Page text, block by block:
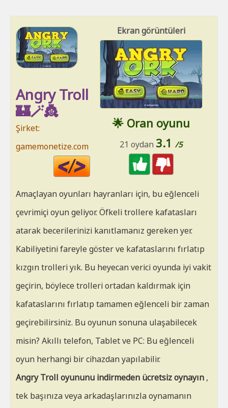
Ekran görüntüleri
🌟 Oran oyunu
21 oydan 3.1 /5
Angry Troll
🏰🪄👸
Şirket:
gamemonetize.com
HTML
Amaçlayan oyunları hayranları için, bu eğlenceli
çevrimiçi oyun geliyor. Öfkeli trollere kafatasları
atarak becerilerinizi kanıtlamanız gereken yer.
Kabiliyetini fareyle göster ve kafataslarını fırlatıp
kızgın trolleri yık. Bu heyecan verici oyunda iyi vakit
geçirin, böylece trolleri ortadan kaldırmak için
kafataslarını fırlatıp tamamen eğlenceli bir zaman
geçirebilirsiniz. Bu oyunun sonuna ulaşabilecek
misin? Akıllı telefon, Tablet ve PC: Bu eğlenceli
oyun herhangi bir cihazdan yapılabilir.
Angry Troll oyununu indirmeden ücretsiz oynayın ,
tek başınıza veya arkadaşlarınızla oynamanın